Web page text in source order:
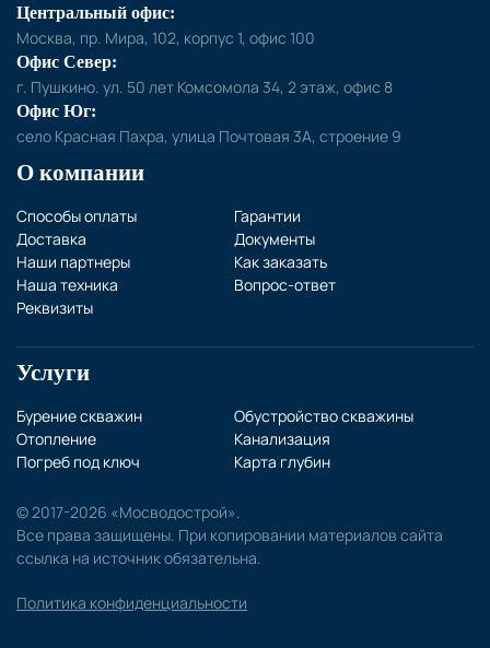
О компании
Способы оплаты
Гарантии
Доставка
Документы
Наши партнеры
Как заказать
Наша техника
Вопрос-ответ
Реквизиты
Услуги
Бурение скважин
Обустройство скважины
Отопление
Канализация
Погреб под ключ
Карта глубин
Центральный офис:
Москва, пр. Мира, 102, корпус 1, офис 100
Офис Север:
г. Пушкино. ул. 50 лет Комсомола 34, 2 этаж, офис 8
Офис Юг:
село Красная Пахра, улица Почтовая 3А, строение 9
© 2017-2026 «Мосводострой».
Все права защищены. При копировании материалов сайта
ссылка на источник обязательна.
Политика конфиденциальности